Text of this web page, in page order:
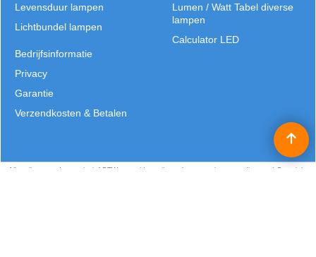
Lumen / Watt Tabel diverse
lampen
Calculator LED
Levensduur lampen
Lichtbundel lampen
Bedrijfsinformatie
Privacy
Garantie
Verzendkosten & Betalen
Alle prijzen worden exclusief BTW vermeld en zijn excl. eventuele verzendkosten | Copyright